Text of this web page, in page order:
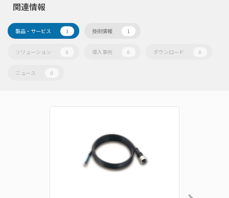
関連情報
製品・サービス 3 技術情報 1
ソリューション 0 導入事例 0 ダウンロード 0
ニュース 0